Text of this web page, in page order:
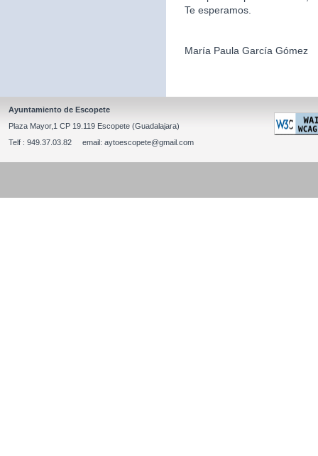
Te esperamos.
María Paula García Gómez
Ayuntamiento de Escopete
Plaza Mayor,1 CP 19.119 Escopete (Guadalajara)
Telf : 949.37.03.82 email: aytoescopete@gmail.com